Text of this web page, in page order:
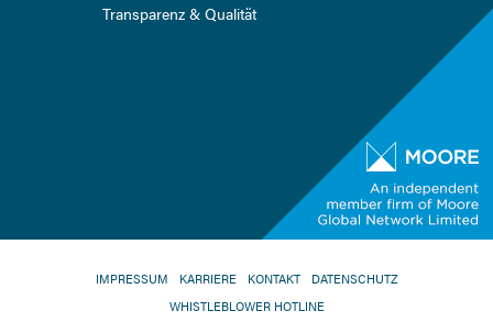
Transparenz & Qualität
NAVIGATION
ÜBERSPRINGEN
IMPRESSUM KARRIERE KONTAKT
DATENSCHUTZ
WHISTLEBLOWER HOTLINE